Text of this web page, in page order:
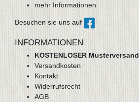
mehr Informationen
Besuchen sie uns auf
INFORMATIONEN
KOSTENLOSER Musterversand
Versandkosten
Kontakt
Widerrufsrecht
AGB